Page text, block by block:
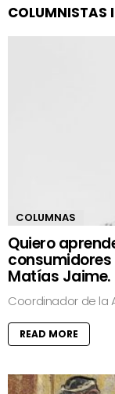
COLUMNISTAS
COLUMNAS
Quiero
consumidores
Matías Jaime.
Coordinador de la
READ MORE